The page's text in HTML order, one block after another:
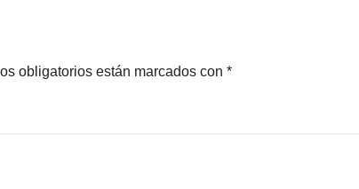
obligatorios están marcados con *